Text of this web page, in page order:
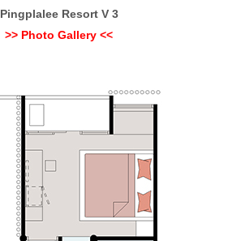
Pingplalee Resort V 3
>> Photo Gallery <<